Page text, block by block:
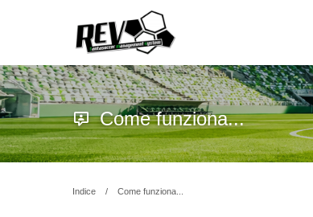
Come funziona...
Indice Come funziona...